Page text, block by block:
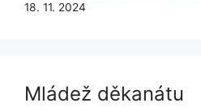
18. 11. 2024
Mládež děkanátu